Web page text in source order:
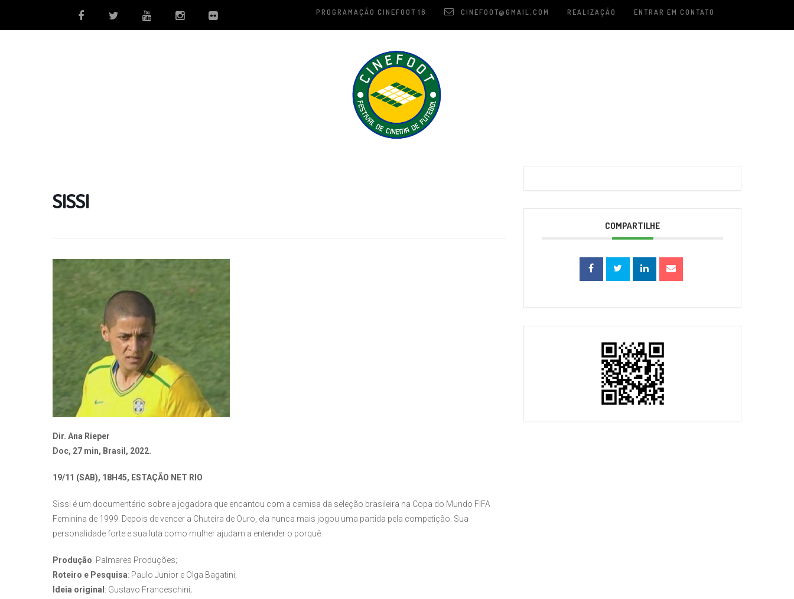
PROGRAMAÇÃO CINEFOOT 16 CINEFOOT@GMAIL.COM REALIZAÇÃO ENTRAR EM CONTATO
SISSI
Dir. Ana Rieper
Doc, 27 min, Brasil, 2022.
19/11 (SAB), 18H45, ESTAÇÃO NET RIO
Sissi é um documentário sobre a jogadora que encantou com a camisa da seleção brasileira na Copa do Mundo FIFA
Feminina de 1999. Depois de vencer a Chuteira de Ouro, ela nunca mais jogou uma partida pela competição. Sua
personalidade forte e sua luta como mulher ajudam a entender o porquê.
Produção: Palmares Produções;
Roteiro e Pesquisa: Paulo Junior e Olga Bagatini;
Ideia original : Gustavo Franceschini;
COMPARTILHE